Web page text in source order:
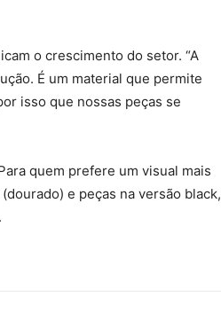
o crescimento do setor. “A
É um material que permite
isso que nossas peças se
quem prefere um visual mais
e peças na versão black,